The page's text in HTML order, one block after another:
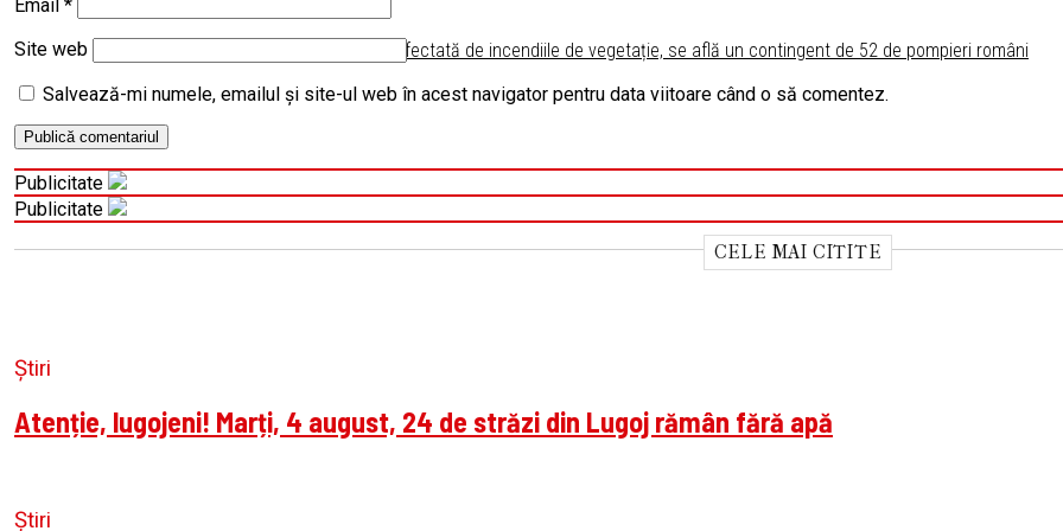
Pe insula Rodos, afectată de incendiile de vegetație, se află un contingent de 52 de pompieri români
Email *
Site web
Salvează-mi numele, emailul și site-ul web în acest navigator pentru data viitoare când o să comentez.
Publicitate
Publicitate
CELE MAI CITITE
Știri
Atenție, lugojeni! Marți, 4 august, 24 de străzi din Lugoj rămân fără apă
Știri